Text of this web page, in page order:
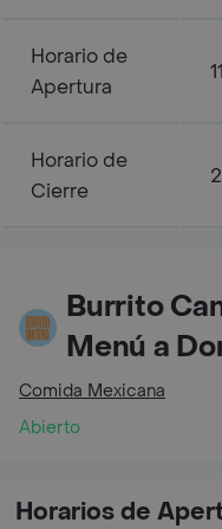
Horario de
Apertura
Horario de
Cierre
Burrito
Menú a
Comida Mexicana
Abierto
Horarios de